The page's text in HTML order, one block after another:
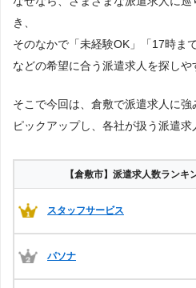
き、
そのなかで「未経験OK」「17時ま
などの希望に合う派遣求人を探しや
そこで今回は、倉敷で派遣求人に
ピックアップし、各社が扱う派遣求
【倉敷市】派遣求人数ランキ
スタッフサービス
パソナ